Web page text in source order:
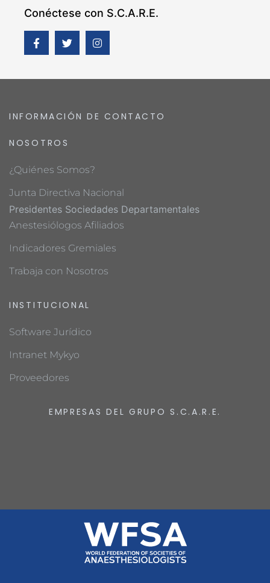
Conéctese con S.C.A.R.E.
INFORMACIÓN DE CONTACTO
NOSOTROS
¿Quiénes Somos?
Junta Directiva Nacional
Presidentes Sociedades Departamentales
Anestesiólogos Afiliados
Indicadores Gremiales
Trabaja con Nosotros
INSTITUCIONAL
Software Jurídico
Intranet Mykyo
Proveedores
EMPRESAS DEL GRUPO S.C.A.R.E.